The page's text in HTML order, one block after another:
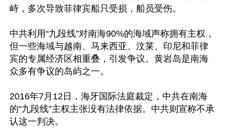
峙，多次导致菲律宾船只受损，船员受伤。
中共利用“九段线”对南海90%的海域声称拥有主权，
但一些海域与越南、马来西亚、汶莱、印尼和菲律
宾的专属经济区相重叠，引发争议。黄岩岛是南海
众多有争议的岛屿之一。
2016年7月12日，海牙国际法庭裁定，中共在南海
的“九段线”主权主张没有法律依据。中共则宣称不承
认这一判决。